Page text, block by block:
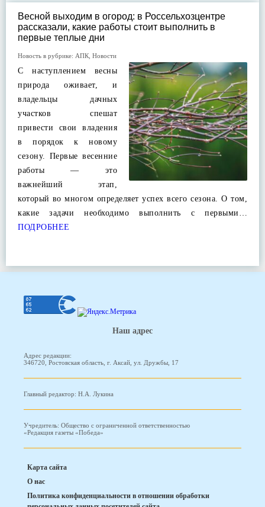
Весной выходим в огород: в Россельхозцентре
рассказали, какие работы стоит выполнить в
первые теплые дни
Новость в рубрике: АПК Новости
С наступлением весны
природа оживает, и
владельцы дачных
участков спешат
привести свои владения
в порядок к новому
сезону. Первые весенние
работы — это
важнейший этап,
который во многом определяет успех всего сезона. О том,
какие задачи необходимо выполнить с первыми…
ПОДРОБНЕЕ
Наш адрес
Адрес редакции:
346720, Ростовская область, г. Аксай, ул. Дружбы, 17
Главный редактор: Н.А. Лукина
Учредитель: Общество с ограниченной ответственностью
«Редакция газеты «Победа»
Карта сайта
О нас
Политика конфиденциальности в отношении обработки